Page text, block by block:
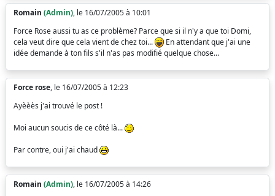
Romain (Admin), le 16/07/2005 à 10:01
Force Rose aussi tu as ce problème? Parce que si il n'y a que toi Domi,
cela veut dire que cela vient de chez toi...
En attendant que j'ai une
idée demande à ton fils s'il n'as pas modifié quelque chose...
Force rose, le 16/07/2005 à 12:23
Ayèèès j'ai trouvé le post !
Moi aucun soucis de ce côté là...
Par contre, oui j'ai chaud
Romain (Admin), le 16/07/2005 à 14:26